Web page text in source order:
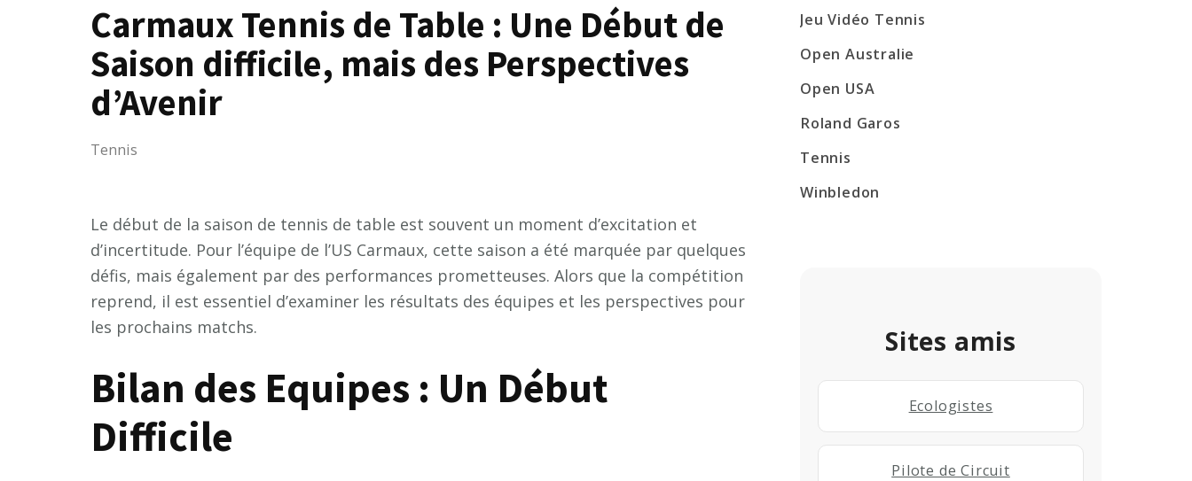
Carmaux Tennis de Table : Une Début de
Saison difficile, mais des Perspectives
d’Avenir
Tennis
Le début de la saison de tennis de table est souvent un moment d’excitation et
d’incertitude. Pour l’équipe de l’US Carmaux, cette saison a été marquée par quelques
défis, mais également par des performances prometteuses. Alors que la compétition
reprend, il est essentiel d’examiner les résultats des équipes et les perspectives pour
les prochains matchs.
Bilan des Equipes : Un Début
Difficile
Jeu Vidéo Tennis
Open Australie
Open USA
Roland Garos
Tennis
Winbledon
Sites amis
Ecologistes
Pilote de Circuit